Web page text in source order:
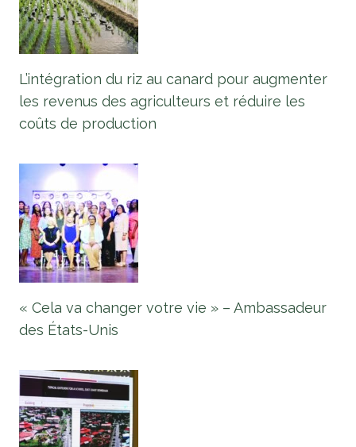
L’intégration du riz au canard pour augmenter
les revenus des agriculteurs et réduire les
coûts de production
« Cela va changer votre vie » – Ambassadeur
des États-Unis